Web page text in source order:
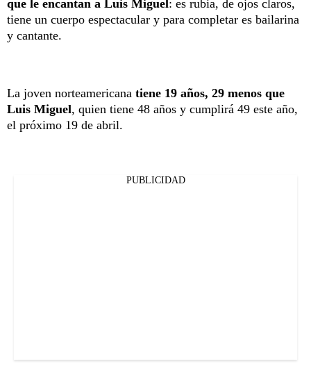
que le encantan a Luis Miguel: es rubia, de ojos claros,
tiene un cuerpo espectacular y para completar es bailarina
y cantante.
La joven norteamericana tiene 19 años, 29 menos que
Luis Miguel, quien tiene 48 años y cumplirá 49 este año,
el próximo 19 de abril.
PUBLICIDAD